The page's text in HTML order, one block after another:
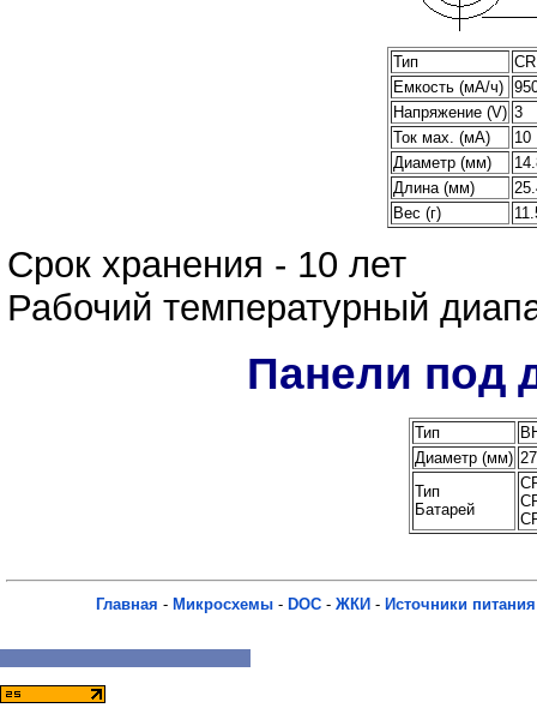
Тип
Емкость (мА/ч)
Напряжение (V) 3
Ток мах. (мА)
10
Диаметр (мм)
Длина (мм)
Вес (г)
Срок хранения - 10 лет
Рабочий температурный
Панели под
Тип
Диаметр (мм)
Тип
Батарей
Главная - Микросхемы - DOC - ЖКИ - Источники питания